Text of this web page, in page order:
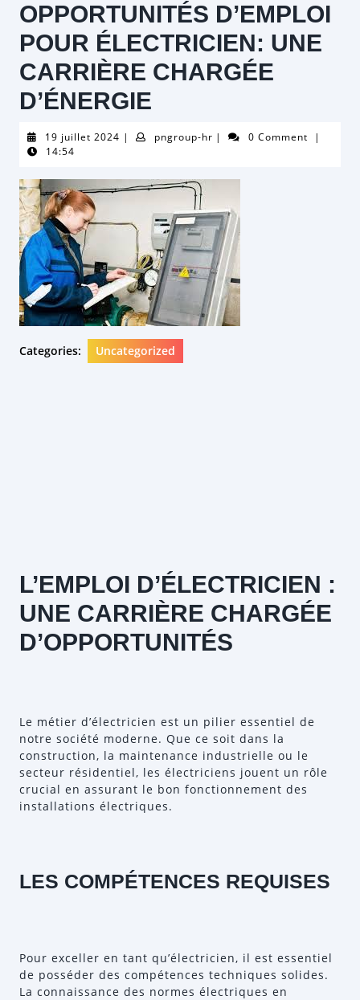
OPPORTUNITÉS D’EMPLOI
POUR ÉLECTRICIEN: UNE
CARRIÈRE CHARGÉE
D’ÉNERGIE
19 juillet 2024 19| pngroup-hrpngroup-
| 0 Comment
|
14:54
Categories: Uncategorized
L’EMPLOI D’ÉLECTRICIEN :
UNE CARRIÈRE CHARGÉE
D’OPPORTUNITÉS
Le métier d’électricien est un pilier essentiel de
notre société moderne. Que ce soit dans la
construction, la maintenance industrielle ou le
secteur résidentiel, les électriciens jouent un rôle
crucial en assurant le bon fonctionnement des
installations électriques.
LES COMPÉTENCES REQUISES
Pour exceller en tant qu’électricien, il est essentiel
de posséder des compétences techniques solides.
La connaissance des normes électriques en